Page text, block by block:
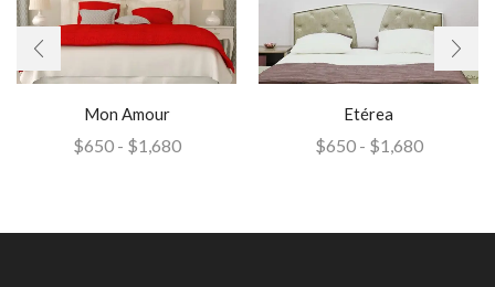
Mon Amour
$650 - $1,680
Etérea
$650 - $1,680